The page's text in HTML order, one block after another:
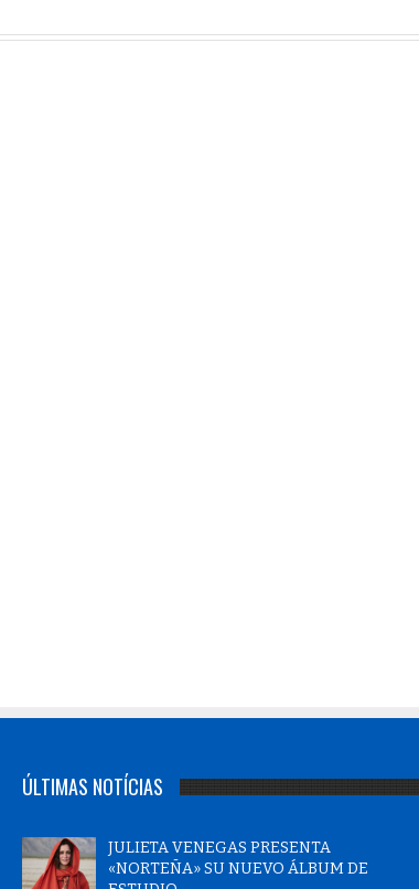
ÚLTIMAS NOTÍCIAS
JULIETA VENEGAS PRESENTA
«NORTEÑA» SU NUEVO ÁLBUM DE